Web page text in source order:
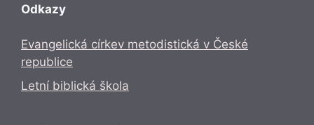
Odkazy
Evangelická církev metodistická v České
republice
Letní biblická škola